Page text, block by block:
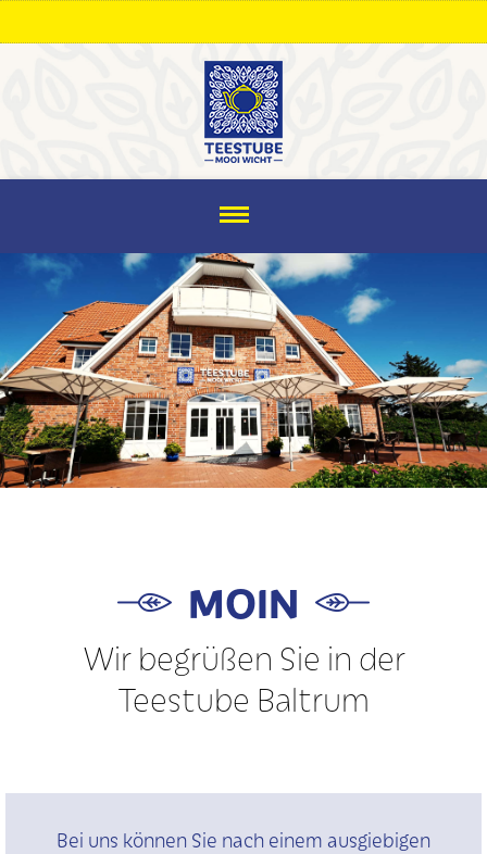
Warme Küche: 12:00 Uhr bis 14:00 Uhr | 18:00 Uhr bis
20:30 Uhr - Teetied: 12:00 Uhr bis 18:00 Uhr -
MOIN
Wir begrüßen Sie in der
Teestube Baltrum
Bei uns können Sie nach einem ausgiebigen